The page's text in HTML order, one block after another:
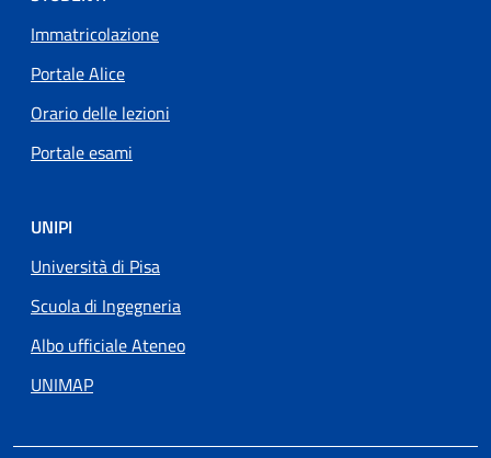
Immatricolazione
Portale Alice
Orario delle lezioni
Portale esami
UNIPI
Università di Pisa
Scuola di Ingegneria
Albo ufficiale Ateneo
UNIMAP